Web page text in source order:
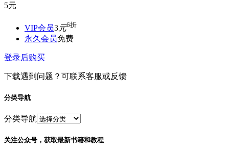
5元
VIP会员3元6折
永久会员免费
登录后购买
下载遇到问题？可联系客服或反馈
分类导航
分类导航
关注公众号，获取最新书籍和教程